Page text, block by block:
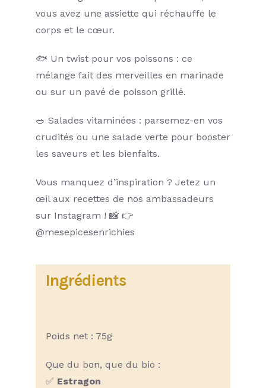
vous avez une assiette qui réchauffe le
corps et le cœur.
🐟 Un twist pour vos poissons : ce
mélange fait des merveilles en marinade
ou sur un pavé de poisson grillé.
🥗 Salades vitaminées : parsemez-en vos
crudités ou une salade verte pour booster
les saveurs et les bienfaits.
Vous manquez d’inspiration ? Jetez un
œil aux recettes de nos ambassadeurs
sur Instagram ! 📸 👉
@mesepicesenrichies
Ingrédients
Poids net : 75g
Que du bon, que du bio :
✅ Estragon